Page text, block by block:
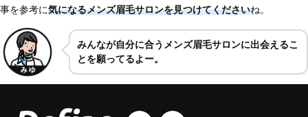
事を参考に気になるメンズ眉毛サロンを見つけてくださいね。
みんなが自分に合うメンズ眉毛サロンに出会えるこ
とを願ってるよー。